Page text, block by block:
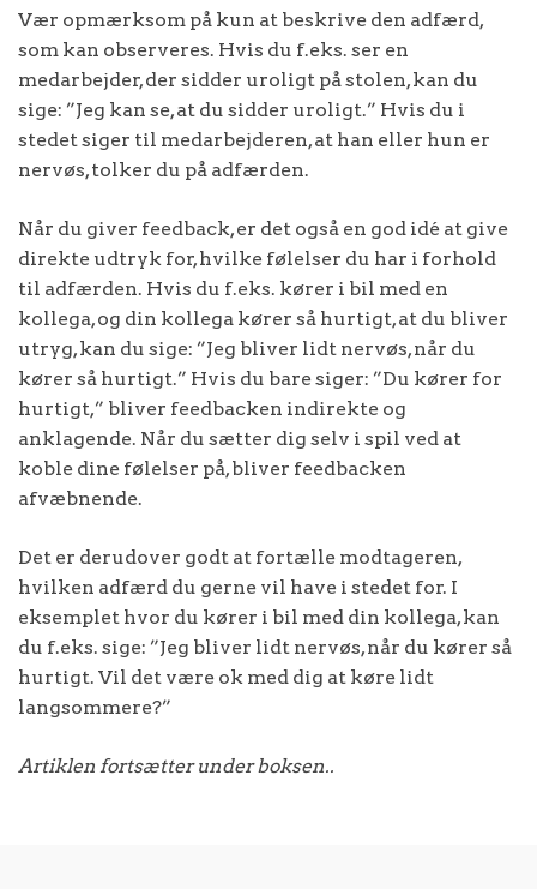
Vær opmærksom på kun at beskrive den adfærd,
som kan observeres. Hvis du f.eks. ser en
medarbejder, der sidder uroligt på stolen, kan du
sige: ”Jeg kan se, at du sidder uroligt.” Hvis du i
stedet siger til medarbejderen, at han eller hun er
nervøs, tolker du på adfærden.
Når du giver feedback, er det også en god idé at give
direkte udtryk for, hvilke følelser du har i forhold
til adfærden. Hvis du f.eks. kører i bil med en
kollega, og din kollega kører så hurtigt, at du bliver
utryg, kan du sige: ”Jeg bliver lidt nervøs, når du
kører så hurtigt.” Hvis du bare siger: ”Du kører for
hurtigt,” bliver feedbacken indirekte og
anklagende. Når du sætter dig selv i spil ved at
koble dine følelser på, bliver feedbacken
afvæbnende.
Det er derudover godt at fortælle modtageren,
hvilken adfærd du gerne vil have i stedet for. I
eksemplet hvor du kører i bil med din kollega, kan
du f.eks. sige: ”Jeg bliver lidt nervøs, når du kører så
hurtigt. Vil det være ok med dig at køre lidt
langsommere?”
Artiklen fortsætter under boksen..